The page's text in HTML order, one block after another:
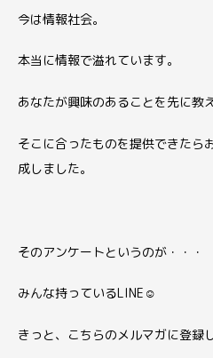
今は情報社会。
本当に情報で溢れています。
あなたが興味のあることを先に教
そこに合ったものを提供できたら
成しました。
そのアンケートというのが・・・
みんな持っているLINE☺
きっと、こちらのメルマガに登録